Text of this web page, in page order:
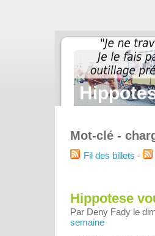
Mot-clé -
Fil des billets -
Hippotese
Par Deny Fady le
semaine